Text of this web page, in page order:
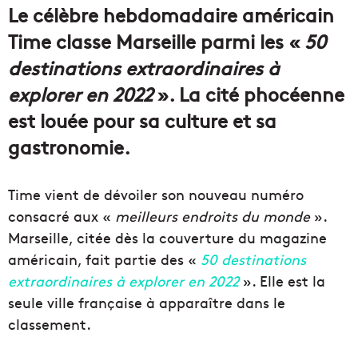
Le célèbre hebdomadaire américain
Time classe Marseille parmi les «50
destinations extraordinaires à
explorer en 2022». La cité phocéenne
est louée pour sa culture et sa
gastronomie.
Time vient de dévoiler son nouveau numéro
consacré aux « meilleurs endroits du monde».
Marseille, citée dès la couverture du magazine
américain, fait partie des « 50 destinations
extraordinaires à explorer en 2022». Elle est la
seule ville française à apparaître dans le
classement.